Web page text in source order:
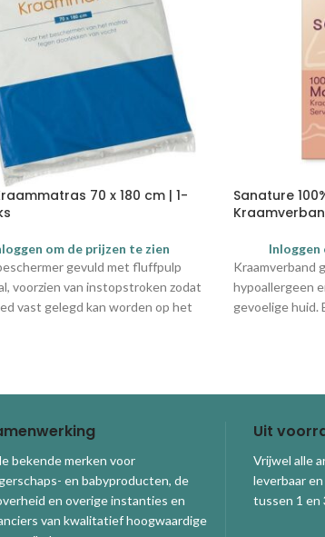
70 x 180 cm | 1-
om de prijzen te zien
gevuld met fluffpulp
voorzien van instopstroken zodat
vast gelegd kan worden op het
Sanature
Inloggen
Kraamverband
hypoallergeen
gevoelige huid.
bekende merken voor
en babyproducten, de
en overige instanties en
van kwalitatief hoogwaardige
Uit
Vrijwel alle
leverbaar
tussen 1 en